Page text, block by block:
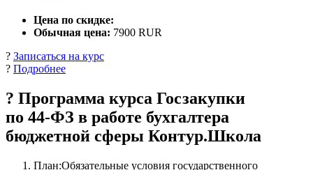
Цена по скидке:
Обычная цена: 7900 RUR
? Записаться на курс
? Подробнее
? Программа курса Госзакупки
по 44‑ФЗ в работе бухгалтера
бюджетной сферы Контур.Школа
План:Обязательные условия государственного